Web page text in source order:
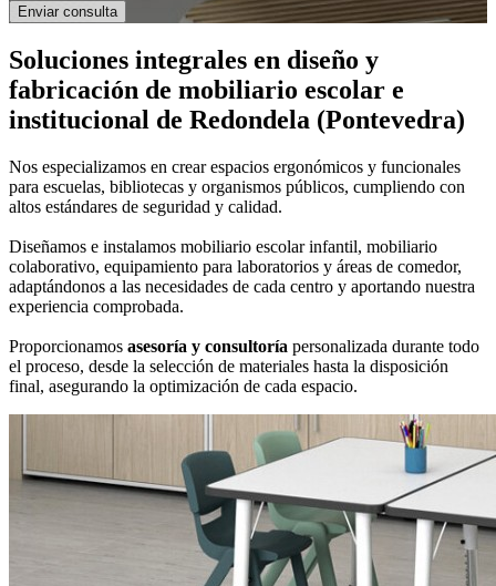
Soluciones integrales en diseño y
fabricación de mobiliario escolar e
institucional de Redondela (Pontevedra)
Nos especializamos en crear espacios ergonómicos y funcionales
para escuelas, bibliotecas y organismos públicos, cumpliendo con
altos estándares de seguridad y calidad.
Diseñamos e instalamos mobiliario escolar infantil, mobiliario
colaborativo, equipamiento para laboratorios y áreas de comedor,
adaptándonos a las necesidades de cada centro y aportando nuestra
experiencia comprobada.
Proporcionamos asesoría y consultoría personalizada durante todo
el proceso, desde la selección de materiales hasta la disposición
final, asegurando la optimización de cada espacio.